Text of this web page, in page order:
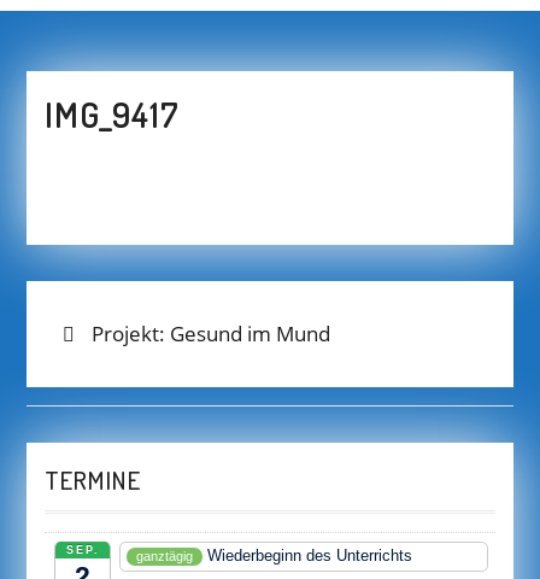
IMG_9417
BEITRAGS-
Previous
Projekt: Gesund im Mund
TERMINE
SEP. ganztägig Wiederbeginn des Unterrichts